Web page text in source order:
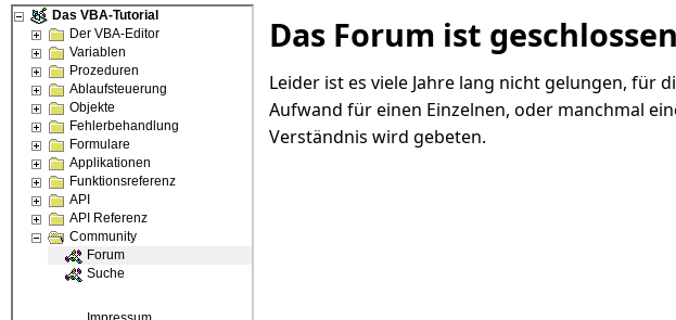
Das Forum ist geschlossen
Leider ist es viele Jahre lang nicht gelungen, für
Aufwand für einen Einzelnen, oder manchmal
Verständnis wird gebeten.